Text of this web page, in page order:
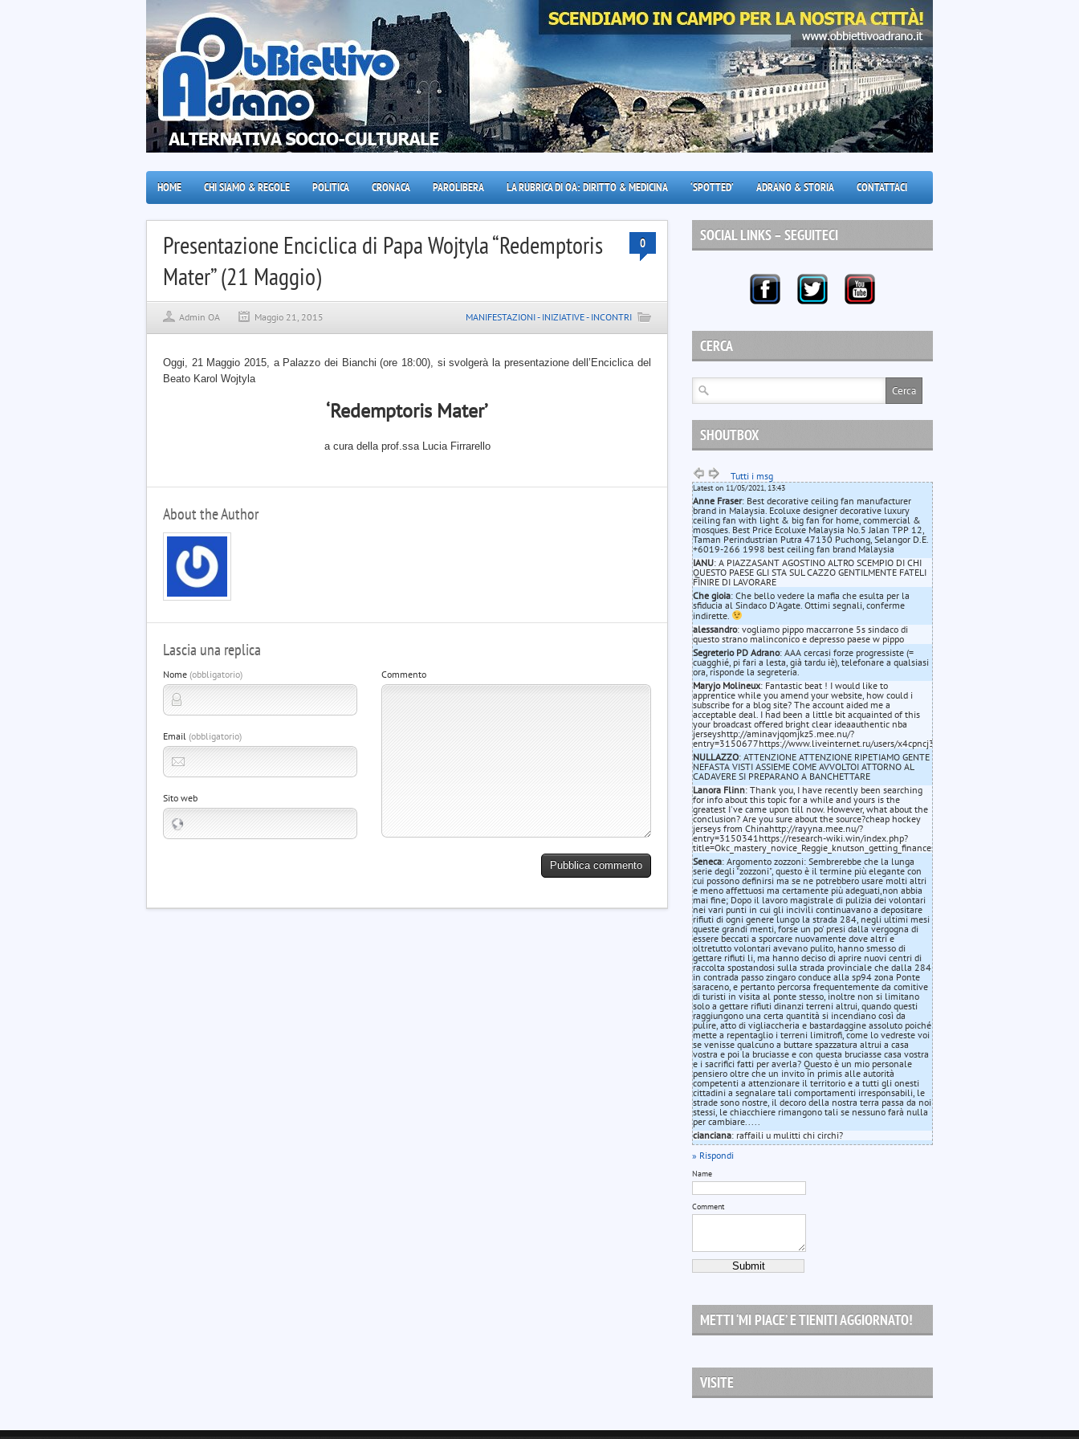
HOME CHI SIAMO & REGOLE POLITICA CRONACA PAROLIBERA LA RUBRICA DI OA: DIRITTO & MEDICINA ‘SPOTTED’ ADRANO & STORIA CONTATTACI
Presentazione Enciclica di Papa Wojtyla “Redemptoris
Mater” (21 Maggio)
0
Admin OA Maggio 21, 2015 MANIFESTAZIONI - INIZIATIVE - INCONTRI
Oggi, 21 Maggio 2015, a Palazzo dei Bianchi (ore 18:00), si svolgerà la presentazione dell’Enciclica del
Beato Karol Wojtyla
‘Redemptoris Mater’
a cura della prof.ssa Lucia Firrarello
About the Author
Lascia una replica
Nome (obbligatorio)
Email (obbligatorio)
Sito web
Commento
SOCIAL LINKS – SEGUITECI
CERCA
SHOUTBOX
Tutti i msg
Latest on 11/05/2021, 13:43
Anne Fraser: Best decorative ceiling fan manufacturer
brand in Malaysia. Ecoluxe designer decorative luxury
ceiling fan with light & big fan for home, commercial &
mosques. Best Price Ecoluxe Malaysia No.5 Jalan TPP 12,
Taman Perindustrian Putra 47130 Puchong, Selangor D.E.
+6019-266 1998 best ceiling fan brand Malaysia
IANU: A PIAZZASANT AGOSTINO ALTRO SCEMPIO DI CHI
QUESTO PAESE GLI STA SUL CAZZO GENTILMENTE FATELI
FINIRE DI LAVORARE
Che gioia: Che bello vedere la mafia che esulta per la
sfiducia al Sindaco D'Agate. Ottimi segnali, conferme
indirette.
alessandro: vogliamo pippo maccarrone 5s sindaco di
questo strano malinconico e depresso paese w pippo
Segreterio PD Adrano: AAA cercasi forze progressiste (=
cuagghié, pi fari a lesta, già tardu iè), telefonare a qualsiasi
ora, risponde la segreteria.
Maryjo Molineux: Fantastic beat ! I would like to
apprentice while you amend your website, how could i
subscribe for a blog site? The account aided me a
acceptable deal. I had been a little bit acquainted of this
your broadcast offered bright clear ideaauthentic nba
jerseyshttp://aminavjqomjkz5.mee.nu/?
entry=3150677https://www.liveinternet.ru/users/x4cpncj319/post480324734//
NULLAZZO: ATTENZIONE ATTENZIONE RIPETIAMO GENTE
NEFASTA VISTI ASSIEME COME AVVOLTOI ATTORNO AL
CADAVERE SI PREPARANO A BANCHETTARE
Lanora Flinn: Thank you, I have recently been searching
for info about this topic for a while and yours is the
greatest I've came upon till now. However, what about the
conclusion? Are you sure about the source?cheap hockey
jerseys from Chinahttp://rayyna.mee.nu/?
entry=3150341https://research-wiki.win/index.php?
Seneca: Argomento zozzoni: Sembrerebbe che la lunga
serie degli "zozzoni", questo è il termine più elegante con
cui possono definirsi ma se ne potrebbero usare molti altri
e meno affettuosi ma certamente più adeguati,non abbia
mai fine; Dopo il lavoro magistrale di pulizia dei volontari
nei vari punti in cui gli incivili continuavano a depositare
rifiuti di ogni genere lungo la strada 284, negli ultimi mesi
queste grandi menti, forse un po' presi dalla vergogna di
essere beccati a sporcare nuovamente dove altri e
oltretutto volontari avevano pulito, hanno smesso di
gettare rifiuti li, ma hanno deciso di aprire nuovi centri di
raccolta spostandosi sulla strada provinciale che dalla 284
in contrada passo zingaro conduce alla sp94 zona Ponte
saraceno, e pertanto percorsa frequentemente da comitive
di turisti in visita al ponte stesso, inoltre non si limitano
solo a gettare rifiuti dinanzi terreni altrui, quando questi
raggiungono una certa quantità si incendiano così da
pulire, atto di vigliaccheria e bastardaggine assoluto poiché
mette a repentaglio i terreni limitrofi, come lo vedreste voi
se venisse qualcuno a buttare spazzatura altrui a casa
vostra e poi la bruciasse e con questa bruciasse casa vostra
e i sacrifici fatti per averla? Questo è un mio personale
pensiero oltre che un invito in primis alle autorità
competenti a attenzionare il territorio e a tutti gli onesti
cittadini a segnalare tali comportamenti irresponsabili, le
strade sono nostre, il decoro della nostra terra passa da noi
stessi, le chiacchiere rimangono tali se nessuno farà nulla
per cambiare.....
cianciana: raffaili u mulitti chi circhi?
» Rispondi
Name
Comment
METTI ‘MI PIACE’ E TIENITI AGGIORNATO!
VISITE